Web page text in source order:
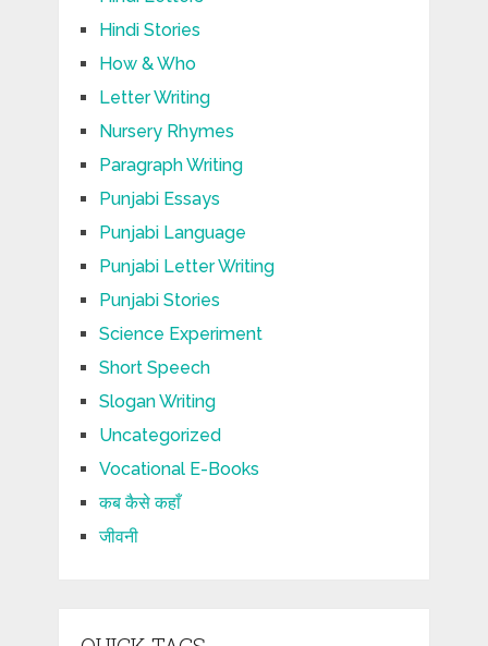
Hindi Stories
How & Who
Letter Writing
Nursery Rhymes
Paragraph Writing
Punjabi Essays
Punjabi Language
Punjabi Letter Writing
Punjabi Stories
Science Experiment
Short Speech
Slogan Writing
Uncategorized
Vocational E-Books
कब कैसे कहाँ
जीवनी